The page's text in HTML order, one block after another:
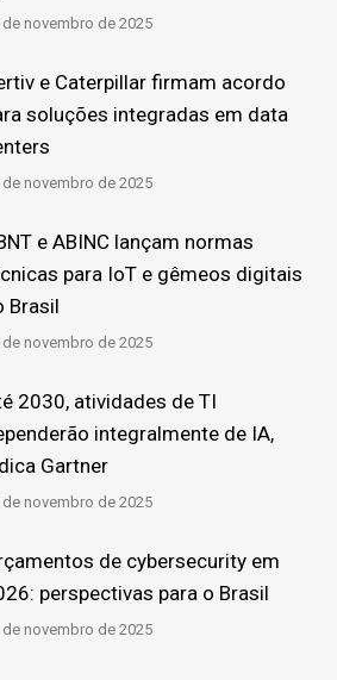
de novembro de 2025
e Caterpillar firmam acordo
soluções integradas em data
de novembro de 2025
e ABINC lançam normas
para IoT e gêmeos digitais
Brasil
de novembro de 2025
2030, atividades de TI
integralmente de IA,
Gartner
de novembro de 2025
de cybersecurity em
perspectivas para o Brasil
de novembro de 2025